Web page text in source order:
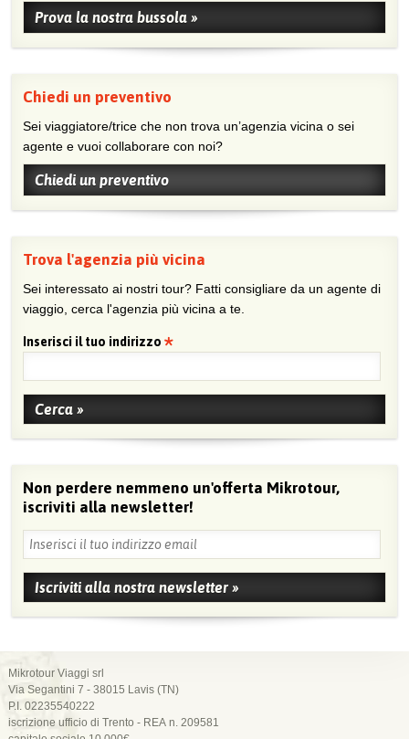
Prova la nostra bussola »
Chiedi un preventivo
Sei viaggiatore/trice che non trova un’agenzia vicina o sei
agente e vuoi collaborare con noi?
Chiedi un preventivo
Trova l'agenzia più vicina
Sei interessato ai nostri tour? Fatti consigliare da un agente di
viaggio, cerca l'agenzia più vicina a te.
Inserisci il tuo indirizzo
Non perdere nemmeno un'offerta Mikrotour,
iscriviti alla newsletter!
Mikrotour Viaggi srl
Via Segantini 7 - 38015 Lavis (TN)
P.I. 02235540222
iscrizione ufficio di Trento - REA n. 209581